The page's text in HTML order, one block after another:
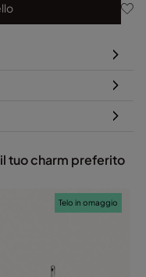
tuo charm preferito
Telo in omaggio